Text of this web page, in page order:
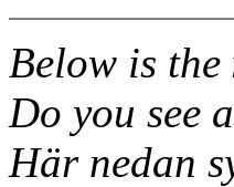
Below is the
Do you see
Här nedan